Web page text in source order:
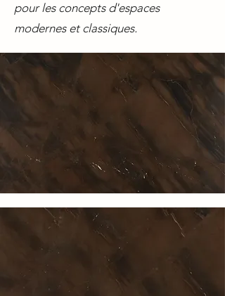
pour les concepts d'espaces
modernes et classiques.